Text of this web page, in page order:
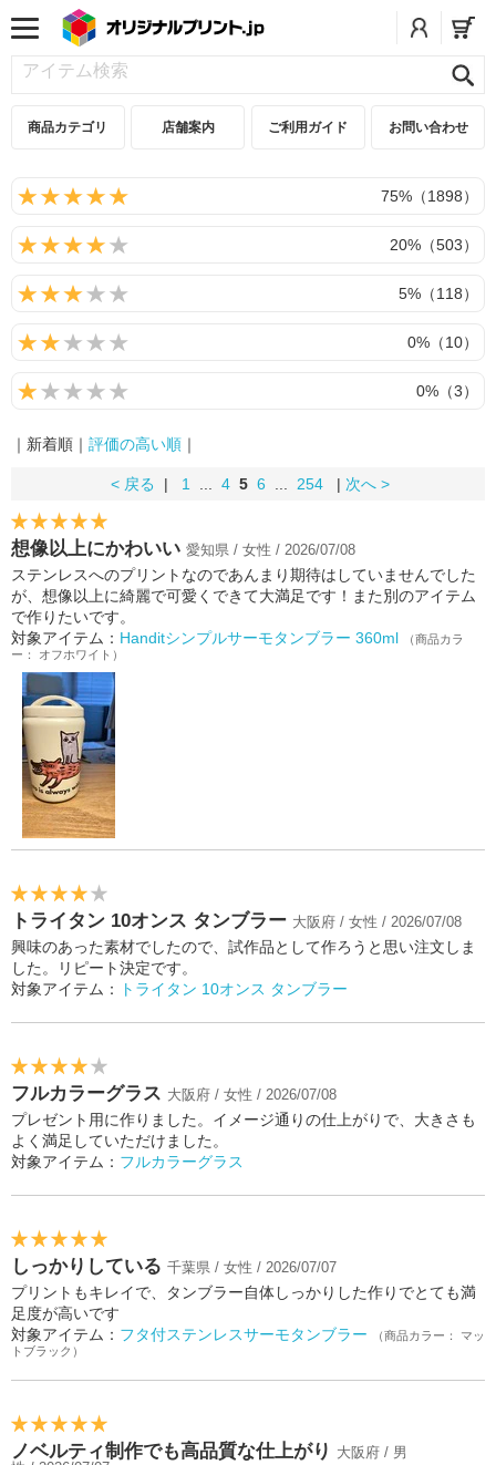
商品カテゴリ 店舗案内 ご利用ガイド お問い合わせ
75%（1898）
20%（503）
5%（118）
0%（10）
0%（3）
｜新着順｜ 評価の高い順 ｜
< 戻る | 1 4 5 6 254 | 次へ >
想像以上にかわいい 愛知県 / 女性 / 2026/07/08
ステンレスへのプリントなのであんまり期待はしていませんでした
が、想像以上に綺麗で可愛くできて大満足です！また別のアイテム
で作りたいです。
対象アイテム： Handitシンプルサーモタンブラー 360ml
（商品カラ
ー： オフホワイト）
トライタン 10オンス タンブラー 大阪府 / 女性 / 2026/07/08
興味のあった素材でしたので、試作品として作ろうと思い注文しま
した。リピート決定です。
対象アイテム：
トライタン 10オンス タンブラー
フルカラーグラス 大阪府 / 女性 / 2026/07/08
プレゼント用に作りました。イメージ通りの仕上がりで、大きさも
よく満足していただけました。
対象アイテム： フルカラーグラス
しっかりしている 千葉県 / 女性 / 2026/07/07
プリントもキレイで、タンブラー自体しっかりした作りでとても満
足度が高いです
対象アイテム： フタ付ステンレスサーモタンブラー
（商品カラー： マッ
トブラック）
ノベルティ制作でも高品質な仕上がり 大阪府 / 男